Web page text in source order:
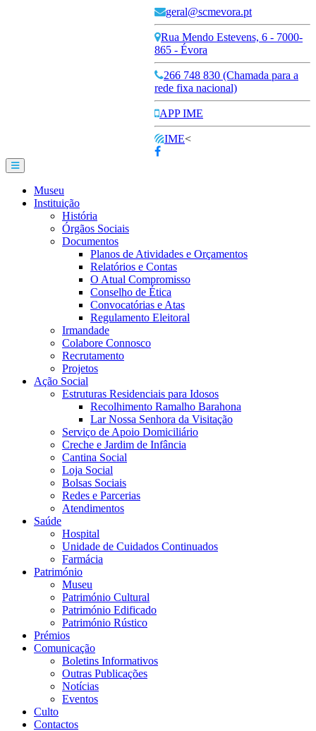
geral@scmevora.pt
Rua Mendo Estevens, 6 - 7000-
865 - Évora
266 748 830 (Chamada para a
rede fixa nacional)
APP IME
IME<
Museu
Instituição
História
Órgãos Sociais
Documentos
Planos de Atividades e Orçamentos
Relatórios e Contas
O Atual Compromisso
Conselho de Ética
Convocatórias e Atas
Regulamento Eleitoral
Irmandade
Colabore Connosco
Recrutamento
Projetos
Ação Social
Estruturas Residenciais para Idosos
Recolhimento Ramalho Barahona
Lar Nossa Senhora da Visitação
Serviço de Apoio Domiciliário
Creche e Jardim de Infância
Cantina Social
Loja Social
Bolsas Sociais
Redes e Parcerias
Atendimentos
Saúde
Hospital
Unidade de Cuidados Continuados
Farmácia
Património
Museu
Património Cultural
Património Edificado
Património Rústico
Prémios
Comunicação
Boletins Informativos
Outras Publicações
Notícias
Eventos
Culto
Contactos